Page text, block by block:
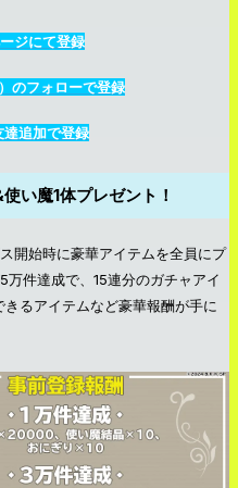
ジにて登録
のフォローで登録
追加で登録
い魔1体プレゼント！
開始時に豪華アイテムを全員にプ
件達成で、15連分のガチャアイ
るアイテムなど豪華報酬が手に